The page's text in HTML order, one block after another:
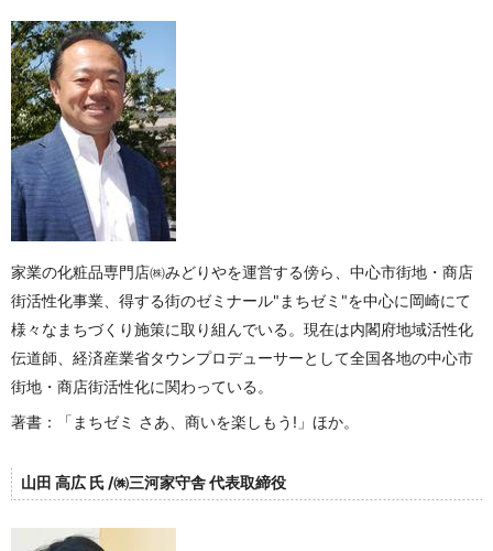
家業の化粧品専門店㈱みどりやを運営する傍ら、中心市街地・商店
街活性化事業、得する街のゼミナール"まちゼミ"を中心に岡崎にて
様々なまちづくり施策に取り組んでいる。現在は内閣府地域活性化
伝道師、経済産業省タウンプロデューサーとして全国各地の中心市
街地・商店街活性化に関わっている。
著書：「 まちゼミ さあ、商いを楽しもう!」ほか。
山田 高広 氏 /㈱三河家守舎 代表取締役